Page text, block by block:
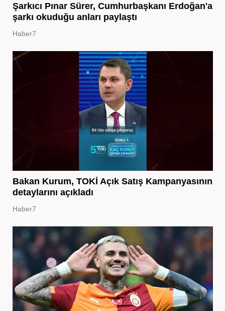
Şarkıcı Pınar Sürer, Cumhurbaşkanı Erdoğan'a
şarkı okuduğu anları paylaştı
Haber7
Bakan Kurum, TOKİ Açık Satış Kampanyasının
detaylarını açıkladı
Haber7